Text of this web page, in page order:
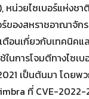
Search
หน่วยไซเบอร์แห่งชา
ของสหราชอาณาจัก
ตือนเกี่ยวกับเทคนิคแ
ในการโจมตีทางไซเบ
เป็นต้นมา โดยพว
ที่ CVE-